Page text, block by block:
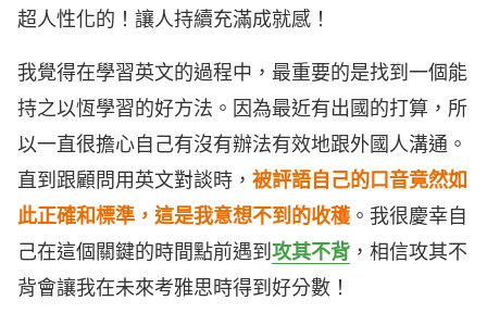
超人性化的！讓人持續充滿成就感！
我覺得在學習英文的過程中，最重要的是找到一個能
持之以恆學習的好方法。因為最近有出國的打算，所
以一直很擔心自己有沒有辦法有效地跟外國人溝通。
直到跟顧問用英文對談時， 被評語自己的口音竟然如
此正確和標準，這是我意想不到的收穫 。我很慶幸自
己在這個關鍵的時間點前遇到 攻其不背 ，相信攻其不
背會讓我在未來考雅思時得到好分數！